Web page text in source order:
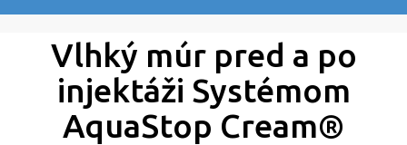
Vlhký múr pred a po
injektáži Systémom
AquaStop Cream®
€86,00